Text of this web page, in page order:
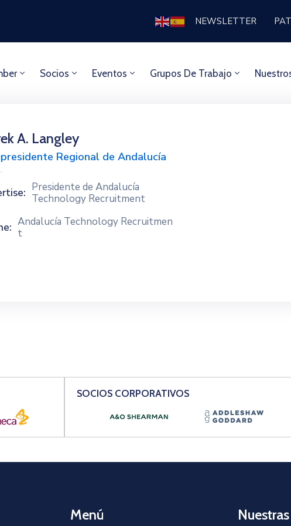
NEWSLETTER
Socios Eventos Grupos De Trabajo
A. Langley
Regional de Andalucía
Presidente de Andalucía
Technology Recruitment
Andalucía Technology Recruitmen
t
SOCIOS CORPORATIVOS
Menú